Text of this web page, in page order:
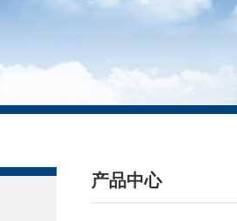
产品中心
/ PRODUCTS CENTER